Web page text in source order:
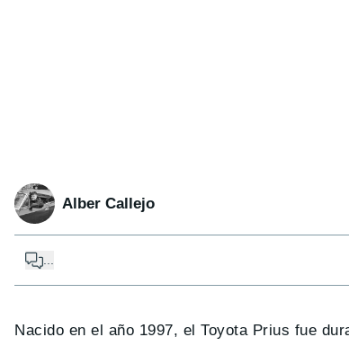
Alber Callejo
...
Nacido en el año 1997, el Toyota Prius fue